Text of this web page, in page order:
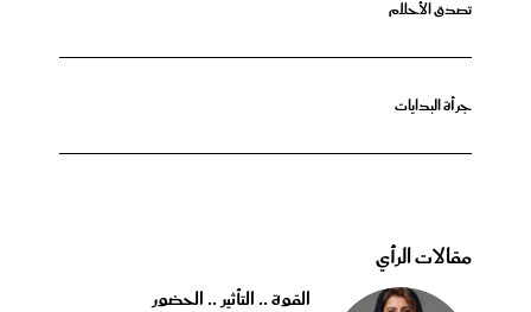
تصدق الأحلام
جرأة البدايات
مقالات الرأي
القوة .. التأثير .. الحضور